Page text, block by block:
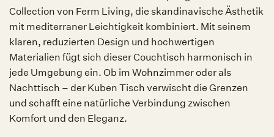
Collection von Ferm Living, die skandinavische Ästhetik
mit mediterraner Leichtigkeit kombiniert. Mit seinem
klaren, reduzierten Design und hochwertigen
Materialien fügt sich dieser Couchtisch harmonisch in
jede Umgebung ein. Ob im Wohnzimmer oder als
Nachttisch – der Kuben Tisch verwischt die Grenzen
und schafft eine natürliche Verbindung zwischen
Komfort und den Eleganz.